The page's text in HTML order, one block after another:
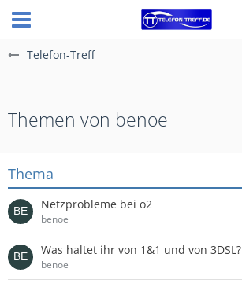
Telefon-Treff
Themen von benoe
Thema
Netzprobleme bei o2
benoe
Was haltet ihr von 1&1 und von 3DSL?
benoe